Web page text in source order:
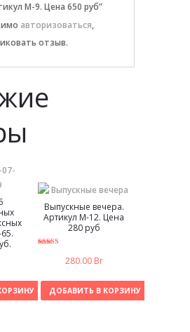
М-9. Цена 650 руб”
авторизоваться,
отзыв.
Выпускные вечера.
Артикул М-12. Цена
280 руб
280.00 Br
ДОБАВИТЬ В КОРЗИНУ